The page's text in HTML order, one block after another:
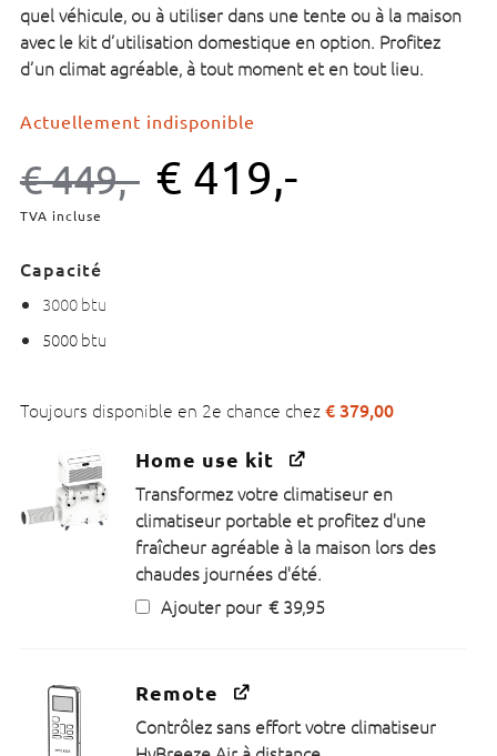
quel véhicule, ou à utiliser dans une tente ou à la maison
avec le kit d’utilisation domestique en option. Profitez
d’un climat agréable, à tout moment et en tout lieu.
Actuellement indisponible
€449,- € 419,-
TVA incluse
Capacité
3000 btu
5000 btu
Toujours disponible en 2e chance chez €379,00
Home use kit
Transformez votre climatiseur en
climatiseur portable et profitez d'une
fraîcheur agréable à la maison lors des
chaudes journées d'été.
Ajouter pour €39,95
Remote
Contrôlez sans effort votre climatiseur